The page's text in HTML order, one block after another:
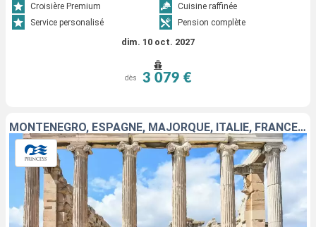
Croisière Premium
Cuisine raffinée
Service personalisé
Pension complète
dim. 10 oct. 2027
dès 3 079 €
MONTÉNÉGRO, ESPAGNE, MAJORQUE, ITALIE, FRANCE, TURQUIE, GRÈCE